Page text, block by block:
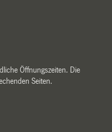
Öffnungszeiten. Die
Seiten.